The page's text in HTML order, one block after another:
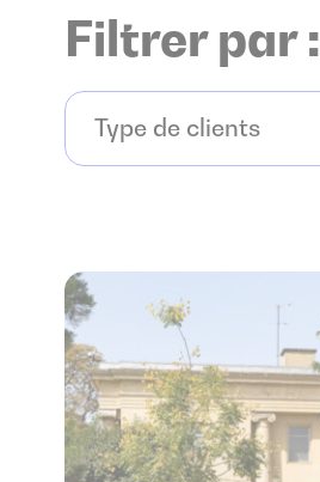
Filtrer par :
Type de clients